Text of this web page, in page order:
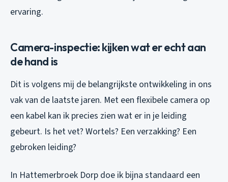
ervaring.
Camera-inspectie: kijken wat er echt aan
de hand is
Dit is volgens mij de belangrijkste ontwikkeling in ons
vak van de laatste jaren. Met een flexibele camera op
een kabel kan ik precies zien wat er in je leiding
gebeurt. Is het vet? Wortels? Een verzakking? Een
gebroken leiding?
In Hattemerbroek Dorp doe ik bijna standaard een